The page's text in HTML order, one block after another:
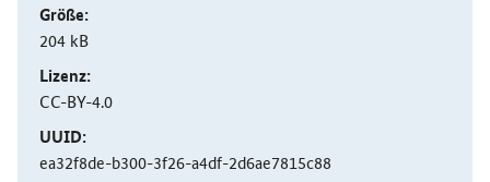
Größe:
204 kB
Lizenz:
CC-BY-4.0
UUID:
ea32f8de-b300-3f26-a4df-2d6ae7815c88